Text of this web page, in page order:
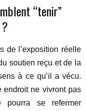
“tenir”
de l’exposition réelle
soutien reçu et de la
à ce qu’il a vécu.
endroit ne vivront pas
pourra se refermer